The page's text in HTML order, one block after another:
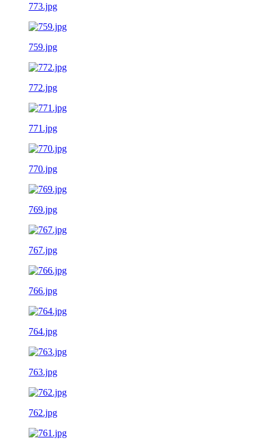
773.jpg
759.jpg
772.jpg
771.jpg
770.jpg
769.jpg
767.jpg
766.jpg
764.jpg
763.jpg
762.jpg